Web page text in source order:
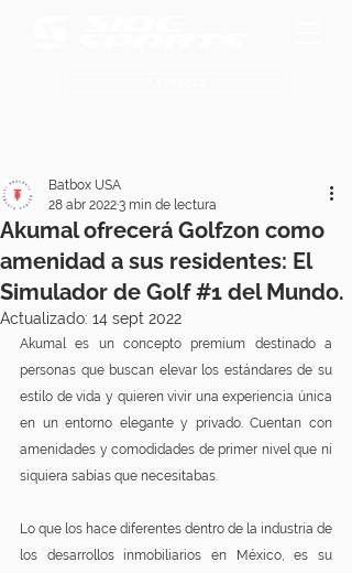
Akumal ofrecerá Golfzon como
amenidad a sus residentes: El
Simulador de Golf #1 del Mundo.
Batbox USA
28 abr 20223 min de lectura
Actualizado: 14 sept 2022
Akumal es un concepto premium destinado a
personas que buscan elevar los estándares de su
estilo de vida y quieren vivir una experiencia única
en un entorno elegante y privado. Cuentan con
amenidades y comodidades de primer nivel que ni
siquiera sabías que necesitabas.
Lo que los hace diferentes dentro de la industria de
los desarrollos inmobiliarios en México, es su